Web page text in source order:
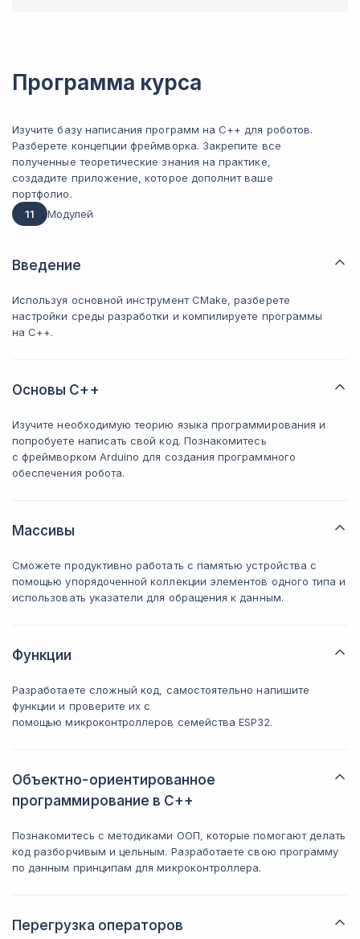
Программа курса
Изучите базу написания программ на С++ для роботов.
Разберете концепции фреймворка. Закрепите все
полученные теоретические знания на практике,
создадите приложение, которое дополнит ваше
портфолио.
11
Модулей
Введение
Используя основной инструмент CMake, разберете
настройки среды разработки и компилируете программы
на C++.
Основы С++
Изучите необходимую теорию языка программирования и
попробуете написать свой код. Познакомитесь
с фреймворком Arduino для создания программного
обеспечения робота.
Массивы
Сможете продуктивно работать с памятью устройства с
помощью упорядоченной коллекции элементов одного типа и
использовать указатели для обращения к данным.
Функции
Разработаете сложный код, самостоятельно напишите
функции и проверите их с
помощью микроконтроллеров семейства ESP32.
Объектно-ориентированное
программирование в C++
Познакомитесь с методиками ООП, которые помогают делать
код разборчивым и цельным. Разработаете свою программу
по данным принципам для микроконтроллера.
Перегрузка операторов